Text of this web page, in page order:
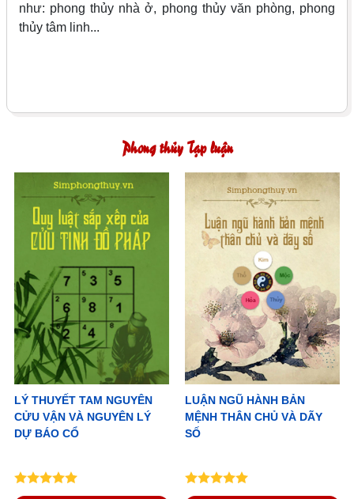
như: phong thủy nhà ở, phong thủy văn phòng, phong
thủy tâm linh...
Phong thủy Tạp luận
LÝ THUYẾT TAM NGUYÊN
CỬU VẬN VÀ NGUYÊN LÝ
DỰ BÁO CỔ
LUẬN NGŨ HÀNH BẢN
MỆNH THÂN CHỦ VÀ DÃY
SỐ